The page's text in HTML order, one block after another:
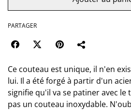
PARTAGER
Ce couteau est unique, il n'en
lui. Il a été forgé à partir d'un
signifie qu'il va se patiner avec le
pas un couteau inoxydable.